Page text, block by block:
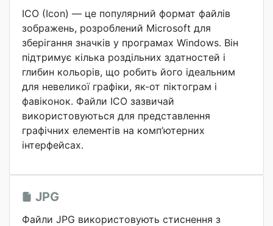
ICO (Icon) — це популярний формат файлів
зображень, розроблений Microsoft для
зберігання значків у програмах Windows. Він
підтримує кілька роздільних здатностей і
глибин кольорів, що робить його ідеальним
для невеликої графіки, як-от піктограм і
фавіконок. Файли ICO зазвичай
використовуються для представлення
графічних елементів на комп’ютерних
інтерфейсах.
JPG
Файли JPG використовують стиснення з